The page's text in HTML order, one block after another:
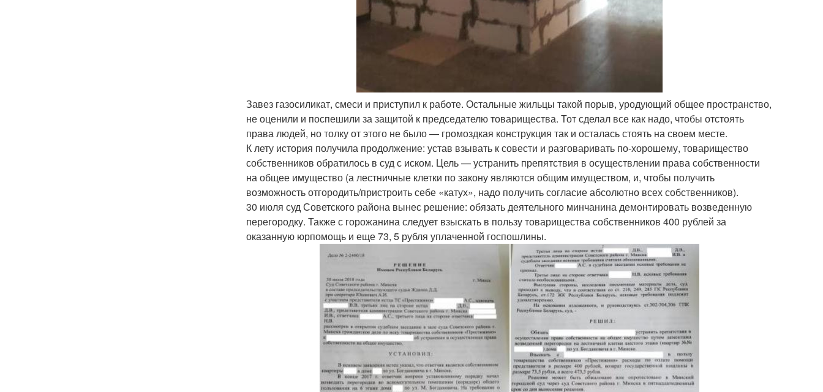
Завез газосиликат, смеси и приступил к работе. Остальные жильцы такой порыв, уродующий общее пространство,
не оценили и поспешили за защитой к председателю товарищества. Тот сделал все как надо, чтобы отстоять
права людей, но толку от этого не было — громоздкая конструкция так и осталась стоять на своем месте.
К лету история получила продолжение: устав взывать к совести и разговаривать по-хорошему, товарищество
собственников обратилось в суд с иском. Цель — устранить препятствия в осуществлении права собственности
на общее имущество (а лестничные клетки по закону являются общим имуществом, и, чтобы получить
возможность отгородить/пристроить себе «катух», надо получить согласие абсолютно всех собственников).
30 июля суд Советского района вынес решение: обязать деятельного минчанина демонтировать возведенную
перегородку. Также с горожанина следует взыскать в пользу товарищества собственников 400 рублей за
оказанную юрпомощь и еще 73, 5 рубля уплаченной госпошлины.